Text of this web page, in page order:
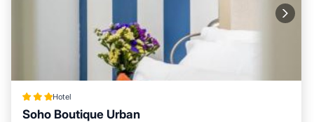
Hotel
Soho Boutique Urban